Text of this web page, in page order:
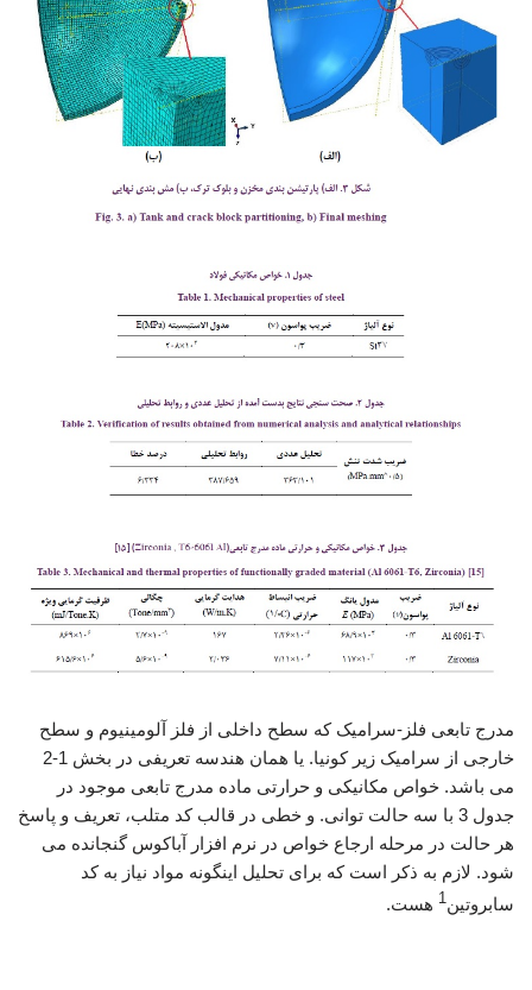
مدرج تابعی فلز-سرامیک که سطح داخلی از فلز آلومینیوم و سطح
خارجی از سرامیک زیر کونیا. یا همان هندسه تعریفی در بخش 1-2
می باشد. خواص مکانیکی و حرارتی ماده مدرج تابعی موجود در
جدول 3 با سه حالت توانی. و خطی در قالب کد متلب، تعریف و پاسخ
هر حالت در مرحله ارجاع خواص در نرم افزار آباکوس گنجانده می
شود. لازم به ذکر است که برای تحلیل اینگونه مواد نیاز به کد
سابروتین1 هست.